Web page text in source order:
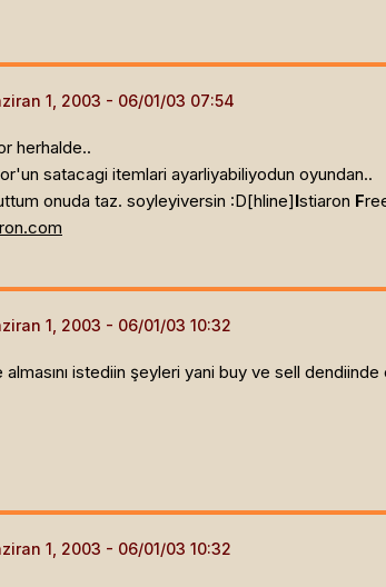
1, 2003
herhalde..
satacagi itemlari ayarliyabiliyodun oyundan..
onuda taz. soyleyiversin :D[hline]Istiaron F
1, 2003
almasını istediin şeyleri yani buy ve sell
1, 2003